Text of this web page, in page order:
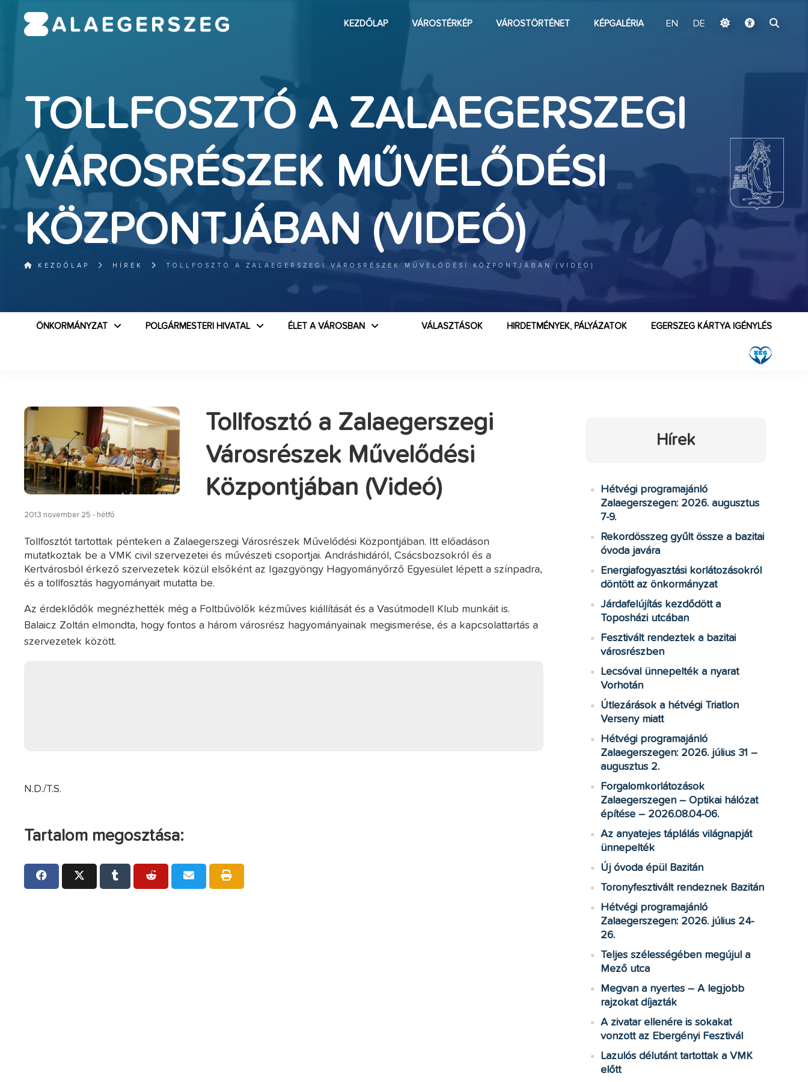
KEZDŐLAP VÁROSTÉRKÉP VÁROSTÖRTÉNET KÉPGALÉRIA EN DE
TOLLFOSZTÓ A ZALAEGERSZEGI
VÁROSRÉSZEK MŰVELŐDÉSI
KÖZPONTJÁBAN (VIDEÓ)
KEZDŐLAP HÍREK TOLLFOSZTÓ A ZALAEGERSZEGI VÁROSRÉSZEK MŰVELŐDÉSI KÖZPONTJÁBAN (VIDEÓ)
ÖNKORMÁNYZAT POLGÁRMESTERI HIVATAL ÉLET A VÁROSBAN EGERSZEG KÁRTYA IGÉNYLÉS
HIRDETMÉNYEK, PÁLYÁZATOK
VÁLASZTÁSOK
Tollfosztó a Zalaegerszegi
Városrészek Művelődési
Központjában (Videó)
2013 november 25 - hétfő
Tollfosztót tartottak pénteken a Zalaegerszegi Városrészek Művelődési Központjában. Itt előadáson
mutatkoztak be a VMK civil szervezetei és művészeti csoportjai. Andráshidáról, Csácsbozsokról és a
Kertvárosból érkező szervezetek közül elsőként az Igazgyöngy Hagyományőrző Egyesület lépett a színpadra,
és a tollfosztás hagyományait mutatta be.
Az érdeklődők megnézhették még a Foltbűvölők kézműves kiállítását és a Vasútmodell Klub munkáit is.
Balaicz Zoltán elmondta, hogy fontos a három városrész hagyományainak megismerése, és a kapcsolattartás a
szervezetek között.
N.D./T.S.
Tartalom megosztása:
Hírek
Hétvégi programajánló
Zalaegerszegen: 2026. augusztus
7-9.
Rekordösszeg gyűlt össze a bazitai
óvoda javára
Energiafogyasztási korlátozásokról
döntött az önkormányzat
Járdafelújítás kezdődött a
Toposházi utcában
Fesztivált rendeztek a bazitai
városrészben
Lecsóval ünnepelték a nyarat
Vorhotán
Útlezárások a hétvégi Triatlon
Verseny miatt
Hétvégi programajánló
Zalaegerszegen: 2026. július 31 –
augusztus 2.
Forgalomkorlátozások
Zalaegerszegen – Optikai hálózat
építése – 2026.08.04-06.
Az anyatejes táplálás világnapját
ünnepelték
Új óvoda épül Bazitán
Toronyfesztivált rendeznek Bazitán
Hétvégi programajánló
Zalaegerszegen: 2026. július 24-
26.
Teljes szélességében megújul a
Mező utca
Megvan a nyertes – A legjobb
rajzokat díjazták
A zivatar ellenére is sokakat
vonzott az Ebergényi Fesztivál
Lazulós délutánt tartottak a VMK
előtt